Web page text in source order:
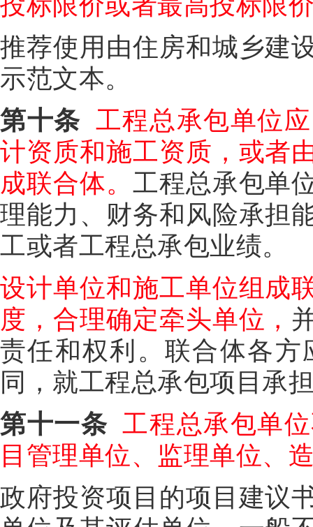
推荐使用由住房和城乡建
示范文本。
第十条 工程总承包单位
计资质和施工资质，或者
成联合体。 工程总承包单
理能力、财务和风险承担
工或者工程总承包业绩。
设计单位和施工单位组成
度，合理确定牵头单位，
责任和权利。联合体各
同，就工程总承包项目承
第十一条 工程总承包单
目管理单位、监理单位、
政府投资项目的项目建议